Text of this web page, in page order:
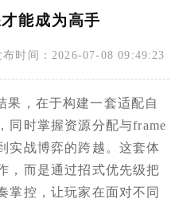
能成为高手
布时间：2026-07-08 09:49:23
果，在于构建一套适配自
同时掌握资源分配与frame
实战博弈的跨越。这套体
，而是通过招式优先级把
掌控，让玩家在面对不同